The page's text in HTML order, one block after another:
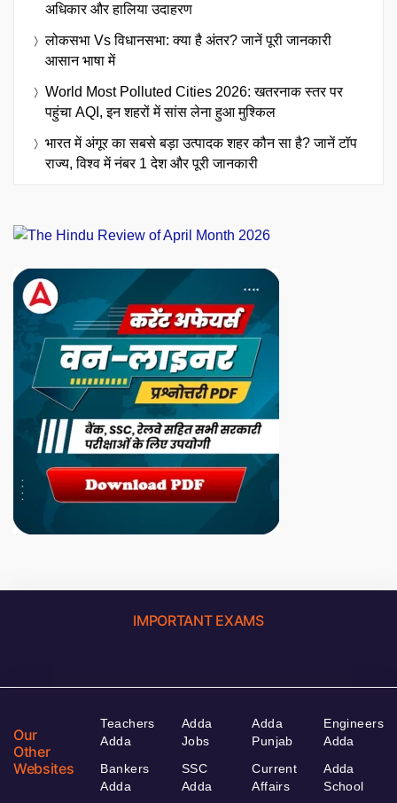
अधिकार और हालिया उदाहरण
लोकसभा Vs विधानसभा: क्या है अंतर? जानें पूरी जानकारी
आसान भाषा में
World Most Polluted Cities 2026: खतरनाक स्तर पर
पहुंचा AQI, इन शहरों में सांस लेना हुआ मुश्किल
भारत में अंगूर का सबसे बड़ा उत्पादक शहर कौन सा है? जानें टॉप
राज्य, विश्व में नंबर 1 देश और पूरी जानकारी
IMPORTANT EXAMS
Our
Other
Websites
Teachers
Adda
Bankers
Adda
Adda
Jobs
SSC
Adda
Adda
Punjab
Current
Affairs
Engineers
Adda
Adda
School